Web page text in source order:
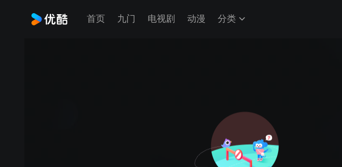
首页 九门 电视剧 动漫 分类